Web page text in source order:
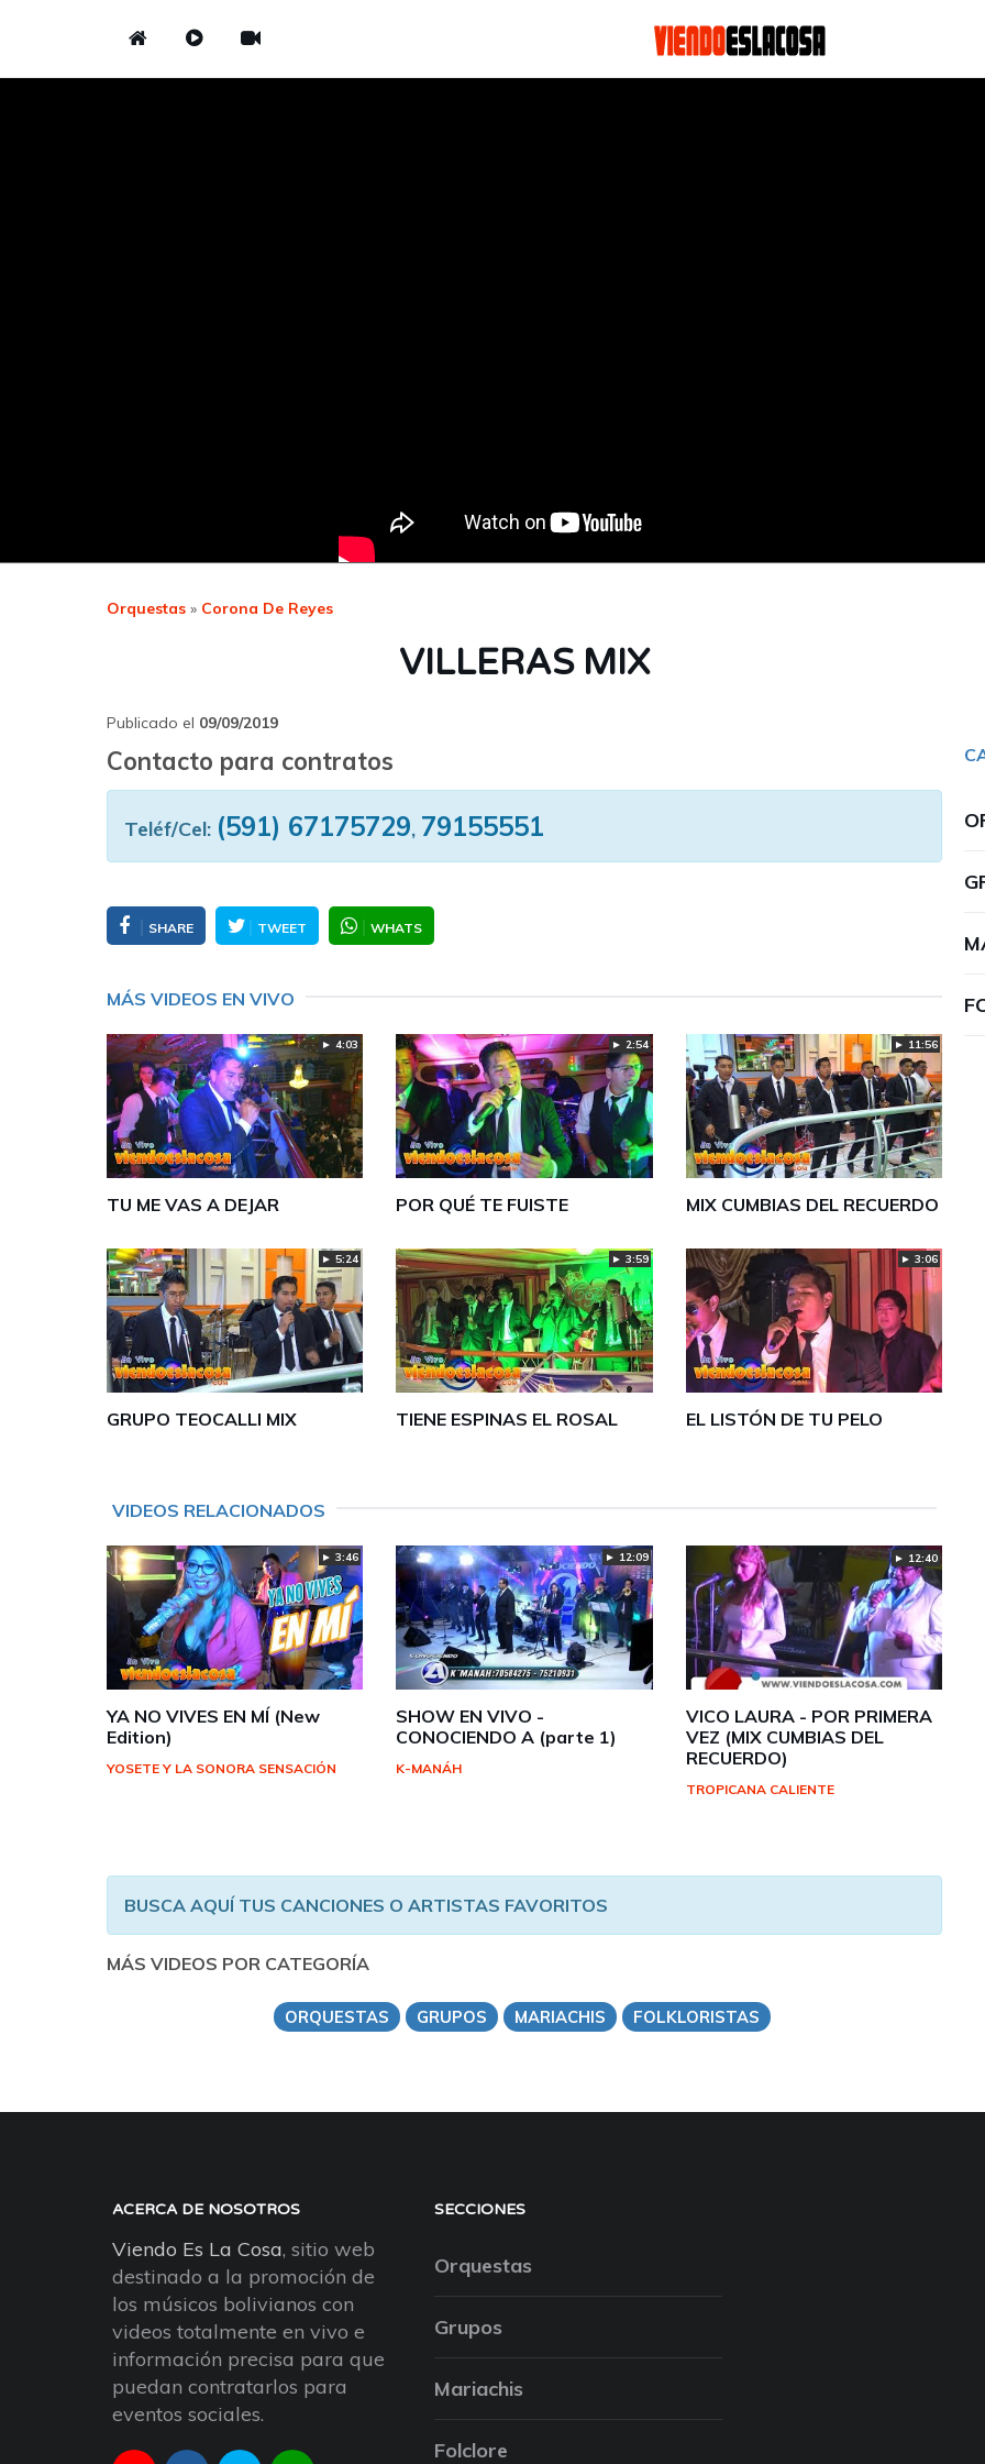
Orquestas » Corona De Reyes
VILLERAS MIX
Publicado el 09/09/2019
Contacto para contratos
Teléf/Cel: (591) 67175729, 79155551
SHARE TWEET WHATS
MÁS VIDEOS EN VIVO
► 4:03
TU ME VAS A DEJAR
► 2:54
POR QUÉ TE FUISTE
► 11:56
MIX CUMBIAS DEL RECUERDO
► 5:24
GRUPO TEOCALLI MIX
► 3:59
TIENE ESPINAS EL ROSAL
► 3:06
EL LISTÓN DE TU PELO
VIDEOS RELACIONADOS
► 3:46
YA NO VIVES EN MÍ (New
Edition)
YOSETE Y LA SONORA SENSACIÓN
► 12:09
SHOW EN VIVO -
CONOCIENDO A (parte 1)
K-MANÁH
► 12:40
VICO LAURA - POR PRIMERA
VEZ (MIX CUMBIAS DEL
RECUERDO)
TROPICANA CALIENTE
BUSCA AQUÍ TUS CANCIONES O ARTISTAS FAVORITOS
MÁS VIDEOS POR CATEGORÍA
ORQUESTAS GRUPOS MARIACHIS FOLKLORISTAS
ACERCA DE NOSOTROS
Viendo Es La Cosa, sitio web
destinado a la promoción de
los músicos bolivianos con
videos totalmente en vivo e
información precisa para que
puedan contratarlos para
eventos sociales.
SECCIONES
Orquestas
Grupos
Mariachis
Folclore